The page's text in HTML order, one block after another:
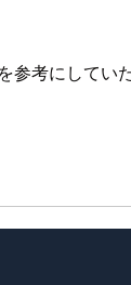
考にしてい